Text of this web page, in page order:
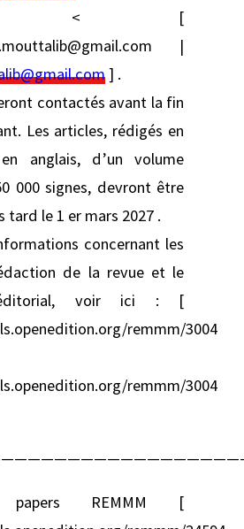
< [
|
] .
contactés avant la fin
Les articles, rédigés en
anglais, d’un volume
000 signes, devront être
tard le 1 er mars 2027 .
concernant les
de la revue et le
éditorial, voir ici : [
remmm/3004
remmm/3004
REMMM [